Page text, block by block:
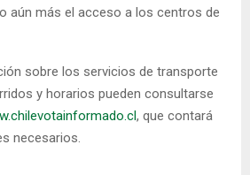
aún más el acceso a los centros de
sobre los servicios de transporte
y horarios pueden consultarse
, que contará
necesarios.